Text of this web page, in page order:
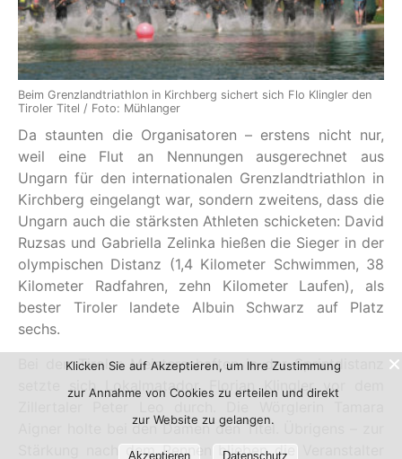
Beim Grenzlandtriathlon in Kirchberg sichert sich Flo Klingler den
Tiroler Titel / Foto: Mühlanger
Da staunten die Organisatoren – erstens nicht nur,
weil eine Flut an Nennungen ausgerechnet aus
Ungarn für den internationalen Grenzlandtriathlon in
Kirchberg eingelangt war, sondern zweitens, dass die
Ungarn auch die stärksten Athleten schicketen: David
Ruzsas und Gabriella Zelinka hießen die Sieger in der
olympischen Distanz (1,4 Kilometer Schwimmen, 38
Kilometer Radfahren, zehn Kilometer Laufen), als
bester Tiroler landete Albuin Schwarz auf Platz
sechs.
Bei den Tiroler Meisterschaften in der Sprintdistanz
setzte sich Lokalmatador Florian Klingler vor dem
Aigner holte bei den Damen den Titel. Übrigens – zur
Stärkung nach dem Rennen blieben die Veranstalter
Klicken Sie auf Akzeptieren, um Ihre Zustimmung
zur Annahme von Cookies zu erteilen und direkt
zur Website zu gelangen.
Akzeptieren Datenschutz